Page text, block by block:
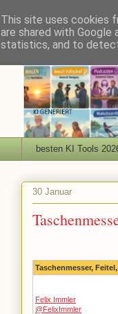
besten KI Tools
30 Januar
Taschenmesser,
Felix Immler
@FelixImmler
This site uses cookies
are shared with
statistics, and to